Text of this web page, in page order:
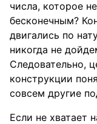
числа, которое
бесконечным?
двигались по
никогда не
Следовательно,
конструкции
совсем другие
Если не хватает